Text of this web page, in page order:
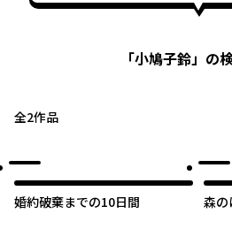
「小鳩子鈴」の
全2作品
婚約破棄までの10日間
森の